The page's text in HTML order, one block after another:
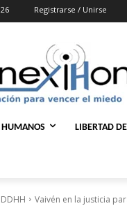
Registrarse / Unirse
HUMANOS LIBERTAD
DDHH Vaivén en la justicia